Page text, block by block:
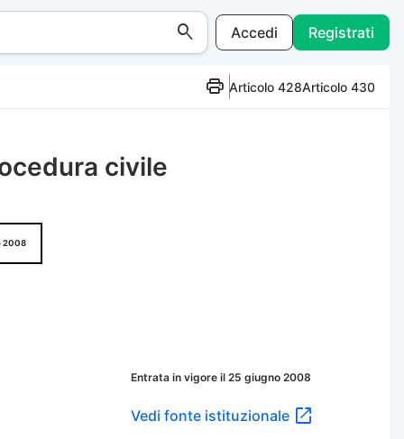
Accedi Registrati
Articolo 428Articolo 430
civile
2008
Entrata in vigore il 25 giugno 2008
Vedi fonte istituzionale